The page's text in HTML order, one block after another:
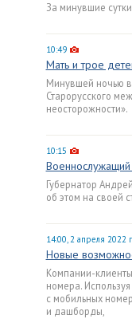
За минувшие
10:49
Мать и трое
Минувшей ночью в
Старорусского
неосторожности».
10:15
Губернатор
об этом на своей
14:00, 2 апреля 2022
Новые
Компании-
номера.
с мобильных
и дашборды,